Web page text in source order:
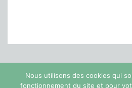
Nous utilisons des cookies qui
fonctionnement du site et pour